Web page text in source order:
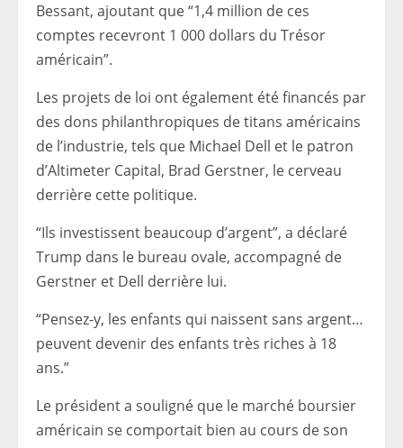
Bessant, ajoutant que “1,4 million de ces
comptes recevront 1 000 dollars du Trésor
américain”.
Les projets de loi ont également été financés par
des dons philanthropiques de titans américains
de l’industrie, tels que Michael Dell et le patron
d’Altimeter Capital, Brad Gerstner, le cerveau
derrière cette politique.
“Ils investissent beaucoup d’argent”, a déclaré
Trump dans le bureau ovale, accompagné de
Gerstner et Dell derrière lui.
“Pensez-y, les enfants qui naissent sans argent…
peuvent devenir des enfants très riches à 18
ans.”
Le président a souligné que le marché boursier
américain se comportait bien au cours de son